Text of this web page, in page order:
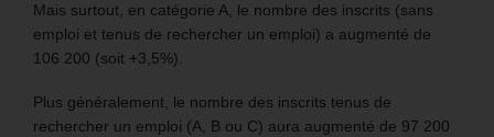
Mais surtout, en catégorie A, le nombre des inscrits (sans
emploi et tenus de rechercher un emploi) a augmenté de
106 200 (soit +3,5%).
Plus généralement, le nombre des inscrits tenus de
rechercher un emploi (A, B ou C) aura augmenté de 97 200